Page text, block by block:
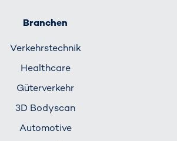
Branchen
Verkehrs­technik
Healthcare
Güterverkehr
3D Bodyscan
Automotive